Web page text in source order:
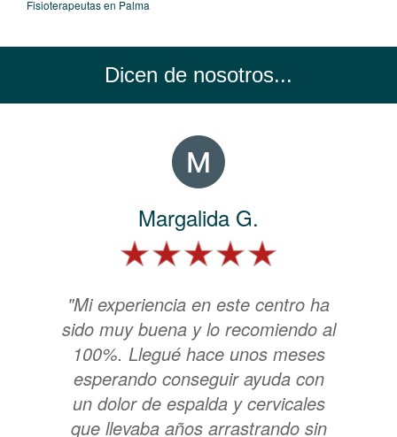
Fisioterapeutas en Palma
Dicen de nosotros...
Margalida G.
"Mi experiencia en este centro ha
sido muy buena y lo recomiendo al
100%. Llegué hace unos meses
esperando conseguir ayuda con
un dolor de espalda y cervicales
que llevaba años arrastrando sin